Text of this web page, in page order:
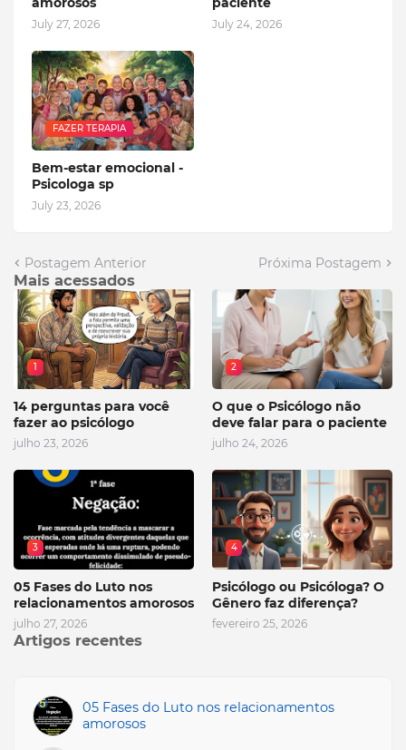
July 27, 2026 July 24, 2026
FAZER TERAPIA
Bem-estar emocional -
Psicologa sp
July 23, 2026
Postagem Anterior Próxima Postagem
Mais acessados
1
14 perguntas para você
fazer ao psicólogo
julho 23, 2026
2
O que o Psicólogo não
deve falar para o paciente
julho 24, 2026
3
05 Fases do Luto nos
relacionamentos amorosos
julho 27, 2026
4
Psicólogo ou Psicóloga? O
Gênero faz diferença?
fevereiro 25, 2026
Artigos recentes
05 Fases do Luto nos relacionamentos
amorosos